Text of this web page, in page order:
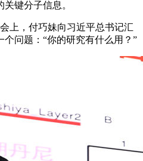
键分子信息。
上，付巧妹向习近平总书记汇
问题：“你的研究有什么用？”